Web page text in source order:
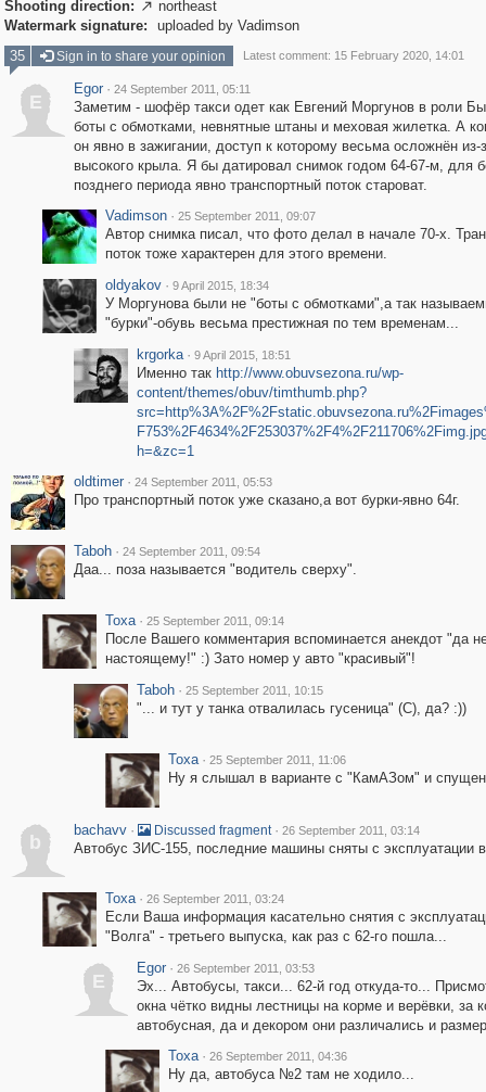
Shooting direction:  northeast
Watermark signature:
uploaded by Vadimson
35
Sign in to share your opinion Latest comment: 15 February 2020, 14:01
E
Egor · 24 September 2011, 05:11
Заметим - шофёр такси одет как Евгений Моргунов в роли
боты с обмотками, невнятные штаны и меховая жилетка. А
он явно в зажигании, доступ к которому весьма осложнён из-
высокого крыла. Я бы датировал снимок годом 64-67-м, для
позднего периода явно транспортный поток староват.
Vadimson · 25 September 2011, 09:07
Автор снимка писал, что фото делал в начале 70-х.
поток тоже характерен для этого времени.
oldyakov · 9 April 2015, 18:34
У Моргунова были не "боты с обмотками",а так
"бурки"-обувь весьма престижная по тем временам...
krgorka · 9 April 2015, 18:51
Именно так http://www.obuvsezona.ru/wp-
content/themes/obuv/timthumb.php?
h=&zc=1
oldtimer · 24 September 2011, 05:53
Про транспортный поток уже сказано,а вот бурки-явно 64г.
Taboh · 24 September 2011, 09:54
Даа... поза называется "водитель сверху".
Toxa · 25 September 2011, 09:14
После Вашего комментария вспоминается анекдот "да
настоящему!" :) Зато номер у авто "красивый"!
Taboh · 25 September 2011, 10:15
"... и тут у танка отвалилась гусеница" (С), да? :))
Toxa · 25 September 2011, 11:06
Ну я слышал в варианте с "КамАЗом" и
b
bachavv · Discussed fragment · 26 September 2011, 03:14
Автобус ЗИС-155, последние машины сняты с эксплуатации
Toxa · 26 September 2011, 03:24
Если Ваша информация касательно снятия с
"Волга" - третьего выпуска, как раз с 62-го пошла...
E
Egor · 26 September 2011, 03:53
Эх... Автобусы, такси... 62-й год откуда-то...
окна чётко видны лестницы на корме и верёвки, за
автобусная, да и декором они различались и
Toxa · 26 September 2011, 04:36
Ну да, автобуса №2 там не ходило...